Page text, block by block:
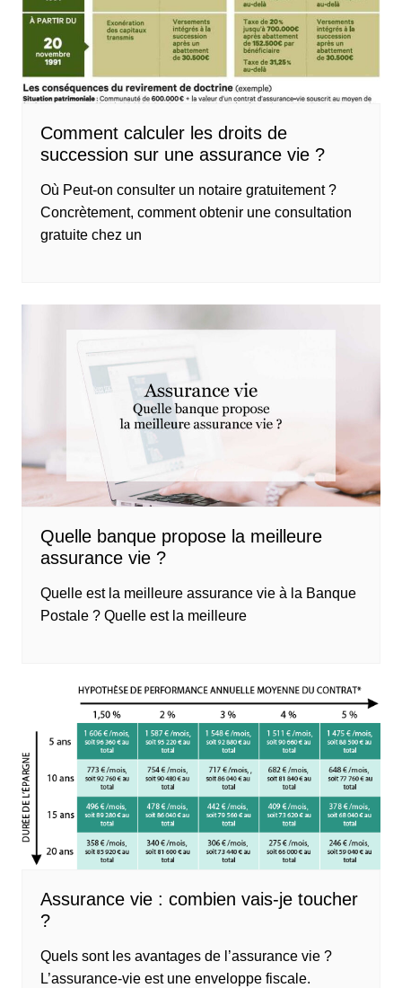
Comment calculer les droits de
succession sur une assurance vie ?
Où Peut-on consulter un notaire gratuitement ?
Concrètement, comment obtenir une consultation
gratuite chez un
Quelle banque propose la meilleure
assurance vie ?
Quelle est la meilleure assurance vie à la Banque
Postale ? Quelle est la meilleure
Assurance vie : combien vais-je toucher
?
Quels sont les avantages de l’assurance vie ?
L’assurance-vie est une enveloppe fiscale.